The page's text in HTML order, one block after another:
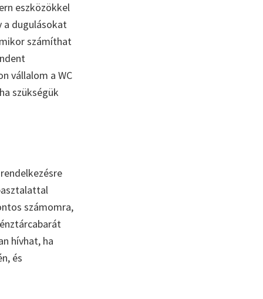
eszközökkel
a dugulásokat
számíthat
vállalom a WC
szükségük
számomra,
hívhat, ha
és